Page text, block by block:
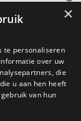
×
te personaliseren
over uw
die
u aan hen heeft
van hun